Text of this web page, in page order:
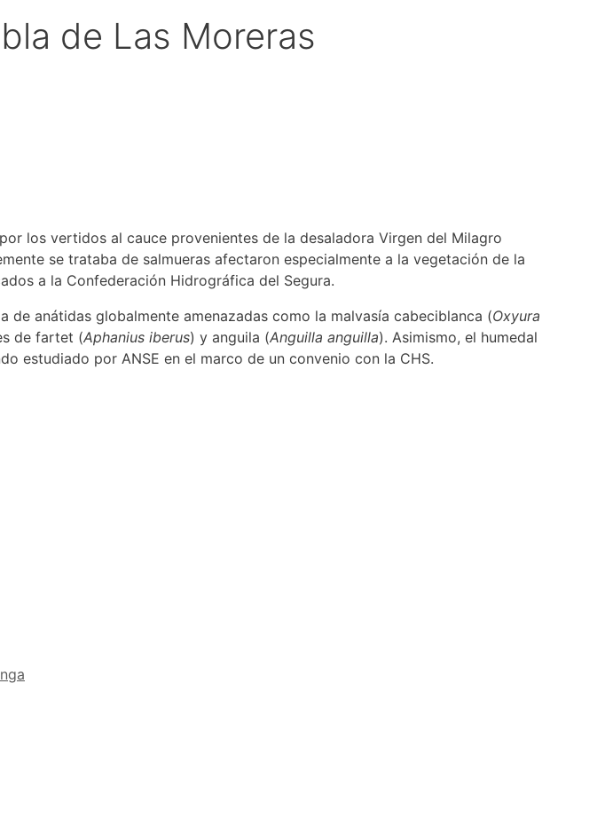
de Las Moreras
los vertidos al cauce provenientes de la desaladora Virgen del Milagro
se trataba de salmueras afectaron especialmente a la vegetación de la
a la Confederación Hidrográfica del Segura.
anátidas globalmente amenazadas como la malvasía cabeciblanca (Oxyura
de fartet (Aphanius iberus) y anguila (Anguilla anguilla). Asimismo, el humedal
estudiado por ANSE en el marco de un convenio con la CHS.